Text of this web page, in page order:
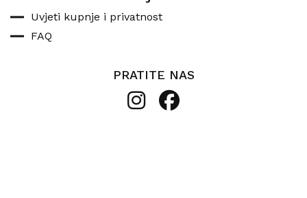
Uvjeti kupnje i privatnost
FAQ
PRATITE NAS